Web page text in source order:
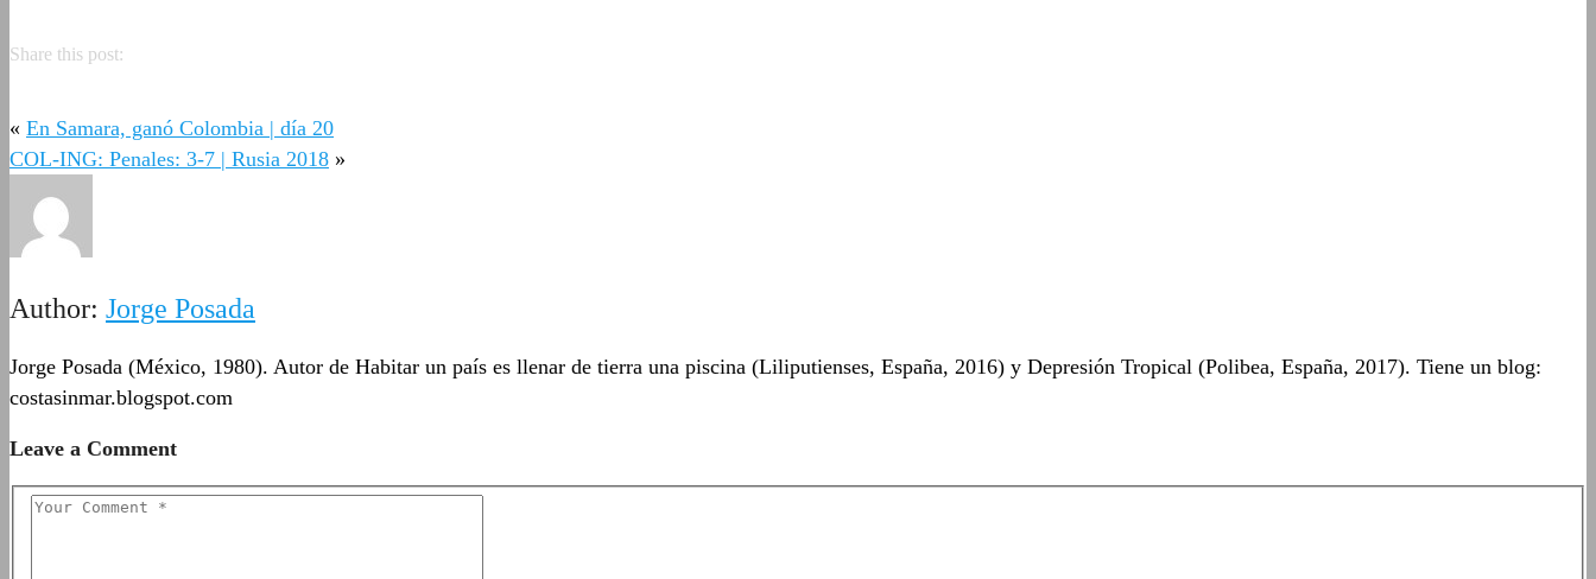
Share this post:
« En Samara, ganó Colombia | día 20
COL-ING: Penales: 3-7 | Rusia 2018 »
Author: Jorge Posada
Jorge Posada (México, 1980). Autor de Habitar un país es llenar de tierra una piscina (Liliputienses, España, 2016) y Depresión Tropical (Polibea, España, 2017). Tiene un blog:
costasinmar.blogspot.com
Leave a Comment